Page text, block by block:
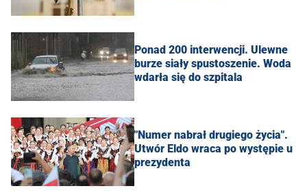
Ponad 200 interwencji. Ulewne
burze siały spustoszenie. Woda
wdarła się do szpitala
"Numer nabrał drugiego życia".
Utwór Eldo wraca po występie u
prezydenta